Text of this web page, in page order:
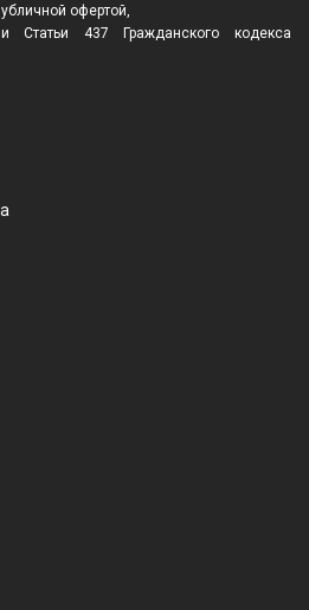
офертой,
Статьи 437 Гражданского кодекса